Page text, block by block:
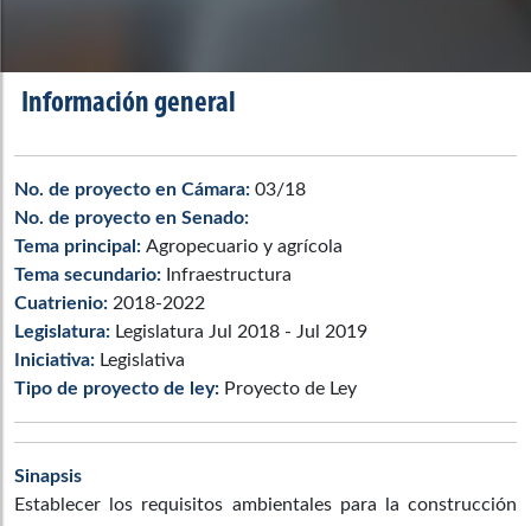
Información general
No. de proyecto en Cámara: 03/18
No. de proyecto en Senado:
Tema principal: Agropecuario y agrícola
Tema secundario: Infraestructura
Cuatrienio: 2018-2022
Legislatura: Legislatura Jul 2018 - Jul 2019
Iniciativa: Legislativa
Tipo de proyecto de ley: Proyecto de Ley
Sinapsis
Establecer los requisitos ambientales para la construcción